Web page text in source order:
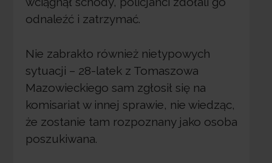
odnaleźć i zatrzymać.
Nie zabrakło również nietypowych
sytuacji – 28-latek z Tomaszowa
Mazowieckiego sam zgłosił się na
komisariat w innej sprawie, nie wiedząc,
że zostanie tam rozpoznany jako osoba
poszukiwana.